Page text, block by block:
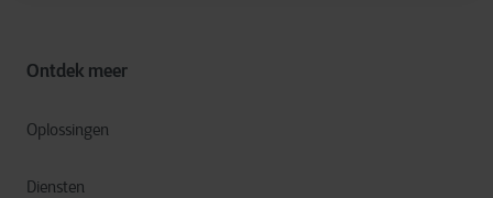
Ontdek meer
Oplossingen
Diensten